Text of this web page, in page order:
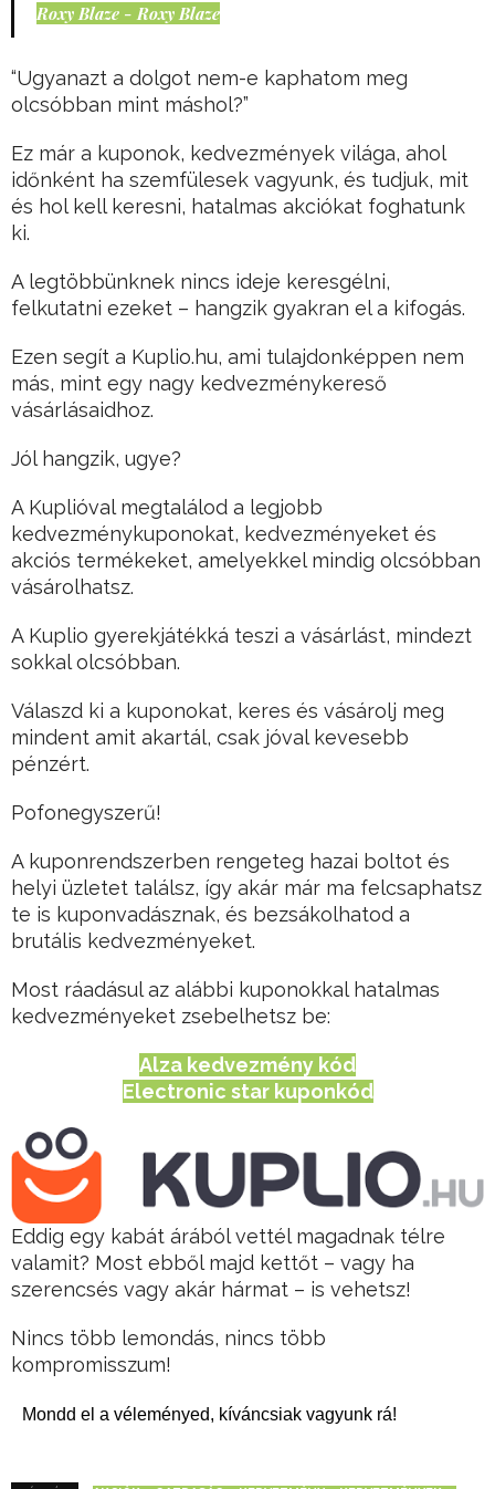
Roxy Blaze - Roxy Blaze
“Ugyanazt a dolgot nem-e kaphatom meg
olcsóbban mint máshol?”
Ez már a kuponok, kedvezmények világa, ahol
időnként ha szemfülesek vagyunk, és tudjuk, mit
és hol kell keresni, hatalmas akciókat foghatunk
ki.
A legtöbbünknek nincs ideje keresgélni,
felkutatni ezeket – hangzik gyakran el a kifogás.
Ezen segít a Kuplio.hu, ami tulajdonképpen nem
más, mint egy nagy kedvezménykereső
vásárlásaidhoz.
Jól hangzik, ugye?
A Kuplióval megtalálod a legjobb
kedvezménykuponokat, kedvezményeket és
akciós termékeket, amelyekkel mindig olcsóbban
vásárolhatsz.
A Kuplio gyerekjátékká teszi a vásárlást, mindezt
sokkal olcsóbban.
Válaszd ki a kuponokat, keres és vásárolj meg
mindent amit akartál, csak jóval kevesebb
pénzért.
Pofonegyszerű!
A kuponrendszerben rengeteg hazai boltot és
helyi üzletet találsz, így akár már ma felcsaphatsz
te is kuponvadásznak, és bezsákolhatod a
brutális kedvezményeket.
Most ráadásul az alábbi kuponokkal hatalmas
kedvezményeket zsebelhetsz be:
Alza kedvezmény kód
Electronic star kuponkód
Eddig egy kabát árából vettél magadnak télre
valamit? Most ebből majd kettőt – vagy ha
szerencsés vagy akár hármat – is vehetsz!
Nincs több lemondás, nincs több
kompromisszum!
Mondd el a véleményed, kíváncsiak vagyunk rá!